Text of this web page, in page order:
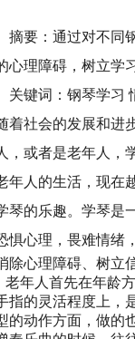
摘要 ：通过对不同
心理障碍，树立学
关键词 ：钢琴学习
着社会的发展和进
，或者是老年人，
年人的生活，现在
琴的乐趣。学琴是
惧心理，畏难情绪
除心理障碍、树立
老年人首先在年龄
指的灵活程度上，
的动作方面，做的